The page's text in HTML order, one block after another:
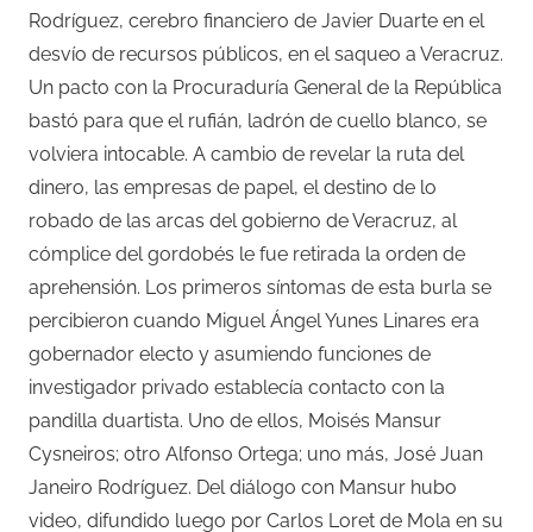
Rodríguez, cerebro financiero de Javier Duarte en el
desvío de recursos públicos, en el saqueo a Veracruz.
Un pacto con la Procuraduría General de la República
bastó para que el rufián, ladrón de cuello blanco, se
volviera intocable. A cambio de revelar la ruta del
dinero, las empresas de papel, el destino de lo
robado de las arcas del gobierno de Veracruz, al
cómplice del gordobés le fue retirada la orden de
aprehensión. Los primeros síntomas de esta burla se
percibieron cuando Miguel Ángel Yunes Linares era
gobernador electo y asumiendo funciones de
investigador privado establecía contacto con la
pandilla duartista. Uno de ellos, Moisés Mansur
Cysneiros; otro Alfonso Ortega; uno más, José Juan
Janeiro Rodríguez. Del diálogo con Mansur hubo
video, difundido luego por Carlos Loret de Mola en su